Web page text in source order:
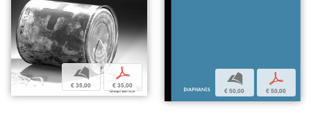
b
€ 35,00
p
€ 35,00 b
€ 50,00
p
€ 50,00